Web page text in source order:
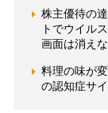
株主優待の
トでウイル
画面は消え
料理の味が
の認知症サ